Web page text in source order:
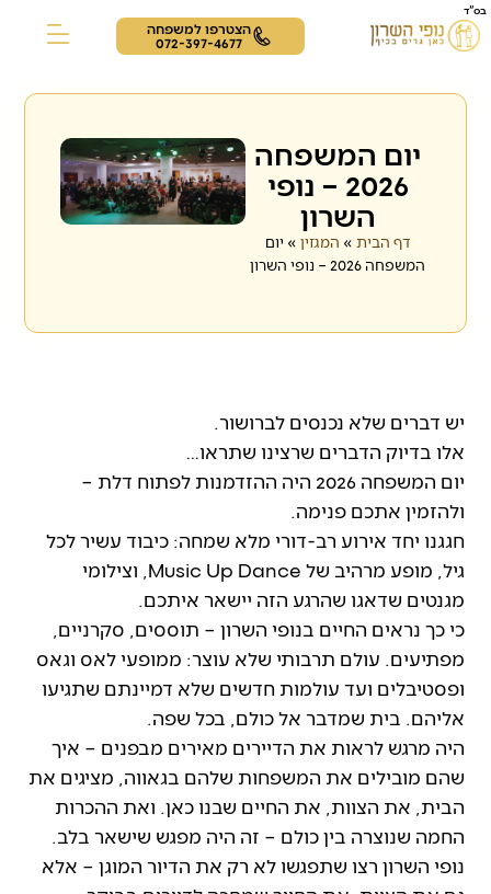
בס"ד
הצטרפו למשפחה
072-397-4677
יום המשפחה
2026 – נופי
השרון
דף הבית » המגזין » יום
המשפחה 2026 – נופי השרון
יש דברים שלא נכנסים לברושור.
אלו בדיוק הדברים שרצינו שתראו…
יום המשפחה 2026 היה ההזדמנות לפתוח דלת –
ולהזמין אתכם פנימה.
חגגנו יחד אירוע רב-דורי מלא שמחה: כיבוד עשיר לכל
גיל, מופע מרהיב של Music Up Dance, וצילומי
מגנטים שדאגו שהרגע הזה יישאר איתכם.
כי כך נראים החיים בנופי השרון – תוססים, סקרניים,
מפתיעים. עולם תרבותי שלא עוצר: ממופעי לאס וגאס
ופסטיבלים ועד עולמות חדשים שלא דמיינתם שתגיעו
אליהם. בית שמדבר אל כולם, בכל שפה.
היה מרגש לראות את הדיירים מאירים מבפנים – איך
שהם מובילים את המשפחות שלהם בגאווה, מציגים את
הבית, את הצוות, את החיים שבנו כאן. ואת ההכרות
החמה שנוצרה בין כולם – זה היה מפגש שישאר בלב.
נופי השרון רצו שתפגשו לא רק את הדיור המוגן – אלא